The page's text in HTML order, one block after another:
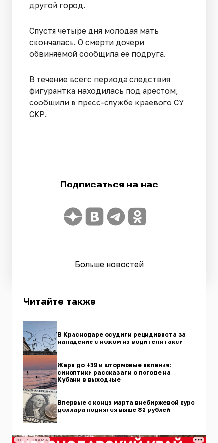
другой город.
Спустя четыре дня молодая мать
скончалась. О смерти дочери
обвиняемой сообщила ее подруга.
В течение всего периода следствия
фигурантка находилась под арестом,
сообщили в пресс-службе краевого СУ
СКР.
Подписаться на нас
Больше новостей
Читайте также
В Краснодаре осудили рецидивиста за
нападение с ножом на водителя такси
Жара до +39 и штормовые явления:
синоптики рассказали о погоде на
Кубани в выходные
Впервые с конца марта внебиржевой курс
доллара поднялся выше 82 рублей
СОЦРЕКЛАМА